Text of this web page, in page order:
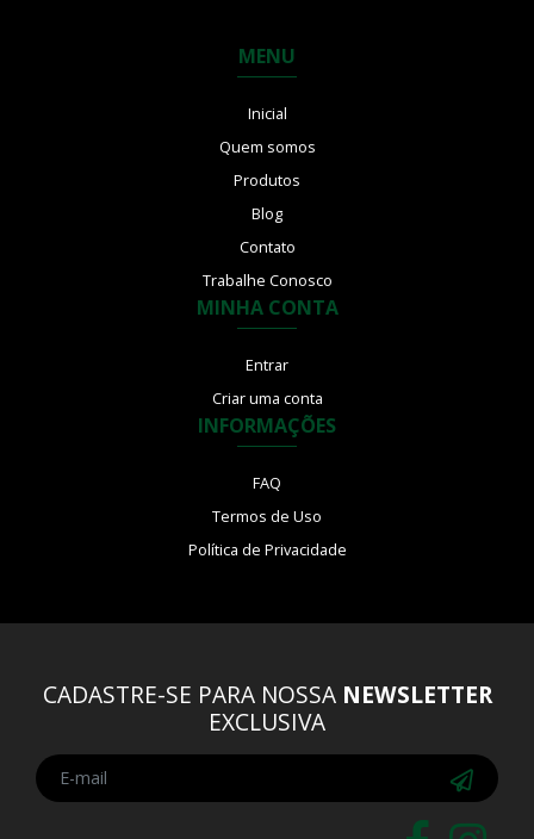
MENU
Inicial
Quem somos
Produtos
Blog
Contato
Trabalhe Conosco
MINHA CONTA
Entrar
Criar uma conta
INFORMAÇÕES
FAQ
Termos de Uso
Política de Privacidade
CADASTRE-SE PARA NOSSA NEWSLETTER
EXCLUSIVA